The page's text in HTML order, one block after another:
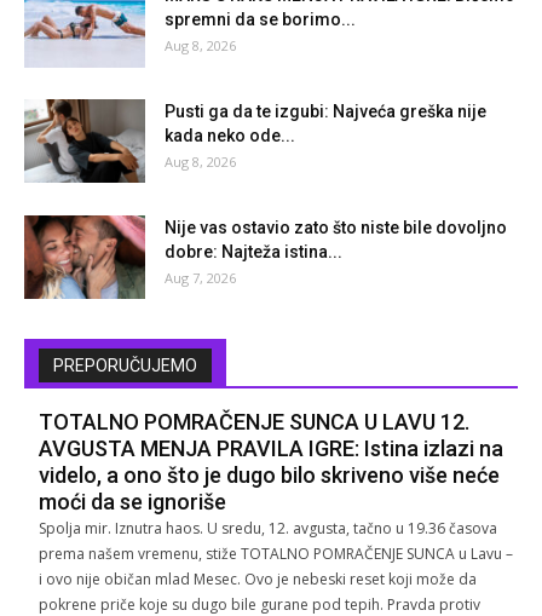
spremni da se borimo...
Aug 8, 2026
Pusti ga da te izgubi: Najveća greška nije
kada neko ode...
Aug 8, 2026
Nije vas ostavio zato što niste bile dovoljno
dobre: Najteža istina...
Aug 7, 2026
PREPORUČUJEMO
TOTALNO POMRAČENJE SUNCA U LAVU 12.
AVGUSTA MENJA PRAVILA IGRE: Istina izlazi na
videlo, a ono što je dugo bilo skriveno više neće
moći da se ignoriše
Spolja mir. Iznutra haos. U sredu, 12. avgusta, tačno u 19.36 časova
prema našem vremenu, stiže TOTALNO POMRAČENJE SUNCA u Lavu –
i ovo nije običan mlad Mesec. Ovo je nebeski reset koji može da
pokrene priče koje su dugo bile gurane pod tepih. Pravda protiv